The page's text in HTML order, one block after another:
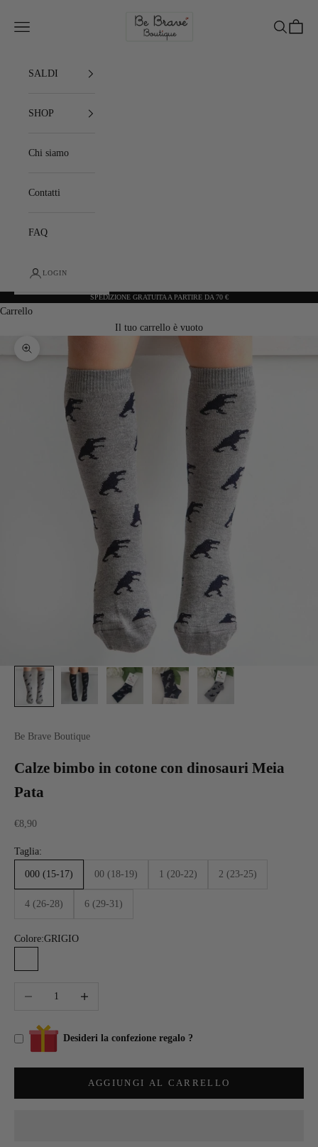
Be Brave Boutique
Menù Cerca
SALDI
SHOP
Chi siamo
Contatti
FAQ
LOGIN
SPEDIZIONE GRATUITA A PARTIRE DA 70 €
Carrello
Il tuo carrello è vuoto
Ingrandisci immagine
Be Brave Boutique
Calze bimbo in cotone con dinosauri Meia
Pata
Prezzo scontato
€8,90
Taglia:
000 (15-17) 00 (18-19) 1 (20-22) 2 (23-25)
4 (26-28) 6 (29-31)
Colore:GRIGIO
Diminuisci quantità
Desideri la confezione regalo ?
AGGIUNGI AL CARRELLO